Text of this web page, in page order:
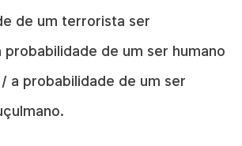
de um terrorista ser
probabilidade de um ser humano
a probabilidade de um ser